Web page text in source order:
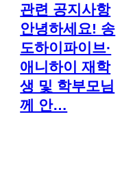
관련 공지사항
안녕하세요! 송
도하이파이브·
애니하이 재학
생 및 학부모님
께 안…